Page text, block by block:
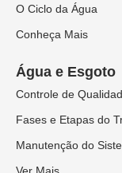
O Ciclo da Água
Conheça Mais
Água e Esgoto
Controle de
Fases e Etapas do
Manutenção do